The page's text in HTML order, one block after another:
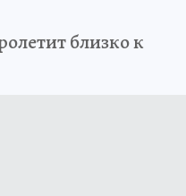
близко к